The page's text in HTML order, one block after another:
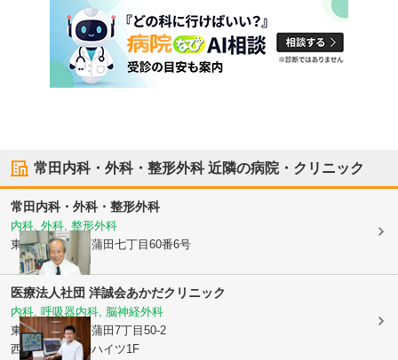
常田内科・外科・整形外科近隣の病院・クリニック
常田内科・外科・整形外科
内科, 外科, 整形外科
東京都大田区
西蒲田七丁目60番6号
医療法人社団 洋誠会あかだクリニック
内科, 呼吸器内科, 脳神経外科
東京都大田区
西蒲田7丁目50-2
西蒲田ロイヤルハイツ1F